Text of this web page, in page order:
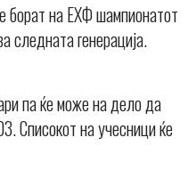
борат на ЕХФ шампионатот
следната генерација.
па ќе може на дело да
Списокот на учесници ќе